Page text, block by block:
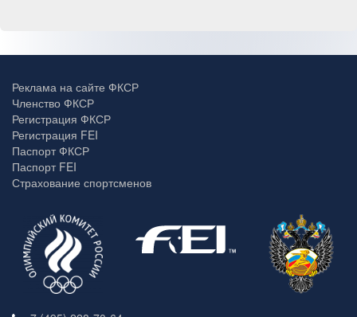
Реклама на сайте ФКСР
Членство ФКСР
Регистрация ФКСР
Регистрация FEI
Паспорт ФКСР
Паспорт FEI
Страхование спортсменов